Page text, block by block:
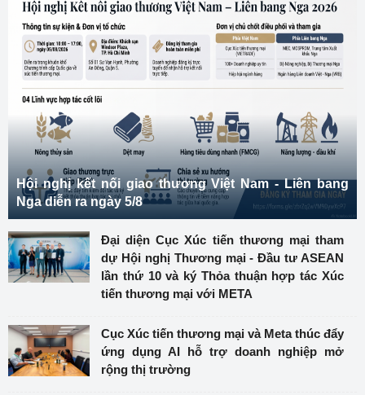
Hội nghị kết nối giao thương Việt Nam - Liên bang
Nga diễn ra ngày 5/8
Đại diện Cục Xúc tiến thương mại tham
dự Hội nghị Thương mại - Đầu tư ASEAN
lần thứ 10 và ký Thỏa thuận hợp tác Xúc
tiến thương mại với META
Cục Xúc tiến thương mại và Meta thúc đẩy
ứng dụng AI hỗ trợ doanh nghiệp mở
rộng thị trường